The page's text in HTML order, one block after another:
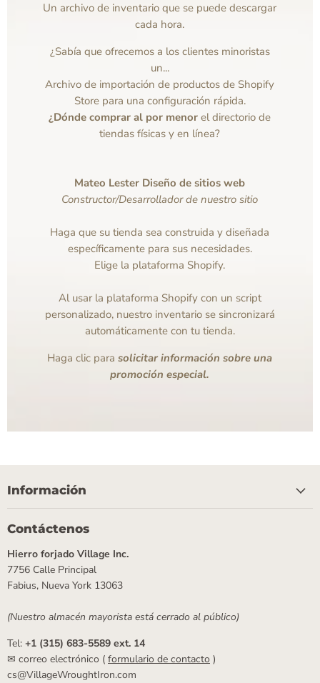
Un archivo de inventario que se puede descargar
cada hora.
¿Sabía que ofrecemos a los clientes minoristas
un...
Archivo de importación de productos de Shopify
Store para una configuración rápida.
¿Dónde comprar al por menor el directorio de
tiendas físicas y en línea?
Mateo Lester Diseño de sitios web
Constructor/Desarrollador de nuestro sitio
Haga que su tienda sea construida y diseñada
específicamente para sus necesidades.
Elige la plataforma Shopify.
Al usar la plataforma Shopify con un script
personalizado, nuestro inventario se sincronizará
automáticamente con tu tienda.
Haga clic parasolicitar información sobre una
promoción especial.
Información
Contáctenos
Hierro forjado Village Inc.
7756 Calle Principal
Fabius, Nueva York 13063
(Nuestro almacén mayorista está cerrado al público)
Tel: +1 (315) 683-5589 ext. 14
✉ correo electrónico ( formulario de contacto )
cs@VillageWroughtIron.com